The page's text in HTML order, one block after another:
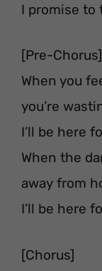
I promise to
[Pre-Chorus]
When you
you’re
I’ll be here
When the
away from
I’ll be here
[Chorus]